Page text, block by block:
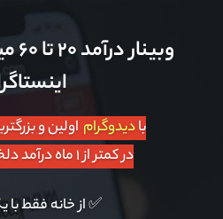
بادیدوگرام اولین و
در کمتر از ۱ ماه درآمد دلخواهت رو داری
✅ از خانه فقط